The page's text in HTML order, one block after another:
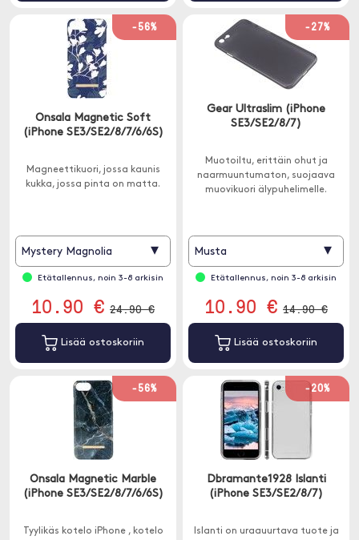
-56%
Onsala Magnetic Soft
(iPhone SE3/SE2/8/7/6/6S)
Magneettikuori, jossa kaunis
kukka, jossa pinta on matta.
Mystery Magnolia ▾
Etätallennus, noin 3-8 arkisin
10.90 € 24.90 €
Lisää ostoskoriin
-27%
Gear Ultraslim (iPhone
SE3/SE2/8/7)
Muotoiltu, erittäin ohut ja
naarmuuntumaton, suojaava
muovikuori älypuhelimelle.
Musta ▾
Etätallennus, noin 3-8 arkisin
10.90 € 14.90 €
Lisää ostoskoriin
-56%
Onsala Magnetic Marble
(iPhone SE3/SE2/8/7/6/6S)
Tyylikäs kotelo iPhone , kotelo
-20%
Dbramante1928 Islanti
(iPhone SE3/SE2/8/7)
Islanti on uraauurtava tuote ja